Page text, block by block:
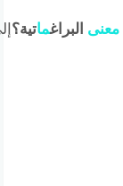
معنى البراغماتية؟